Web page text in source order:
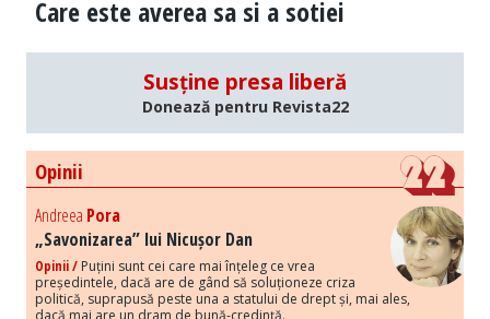
Care este averea sa si a sotiei
Susține presa liberă
Donează pentru Revista22
Opinii
Andreea Pora
„Savonizarea” lui Nicușor Dan
Opinii / Puțini sunt cei care mai înțeleg ce vrea
președintele, dacă are de gând să soluționeze criza
politică, suprapusă peste una a statului de drept și, mai ales,